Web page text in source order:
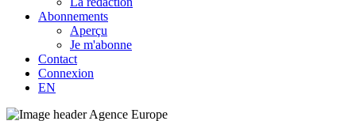
Abonnements
Aperçu
Je m'abonne
Contact
Connexion
EN